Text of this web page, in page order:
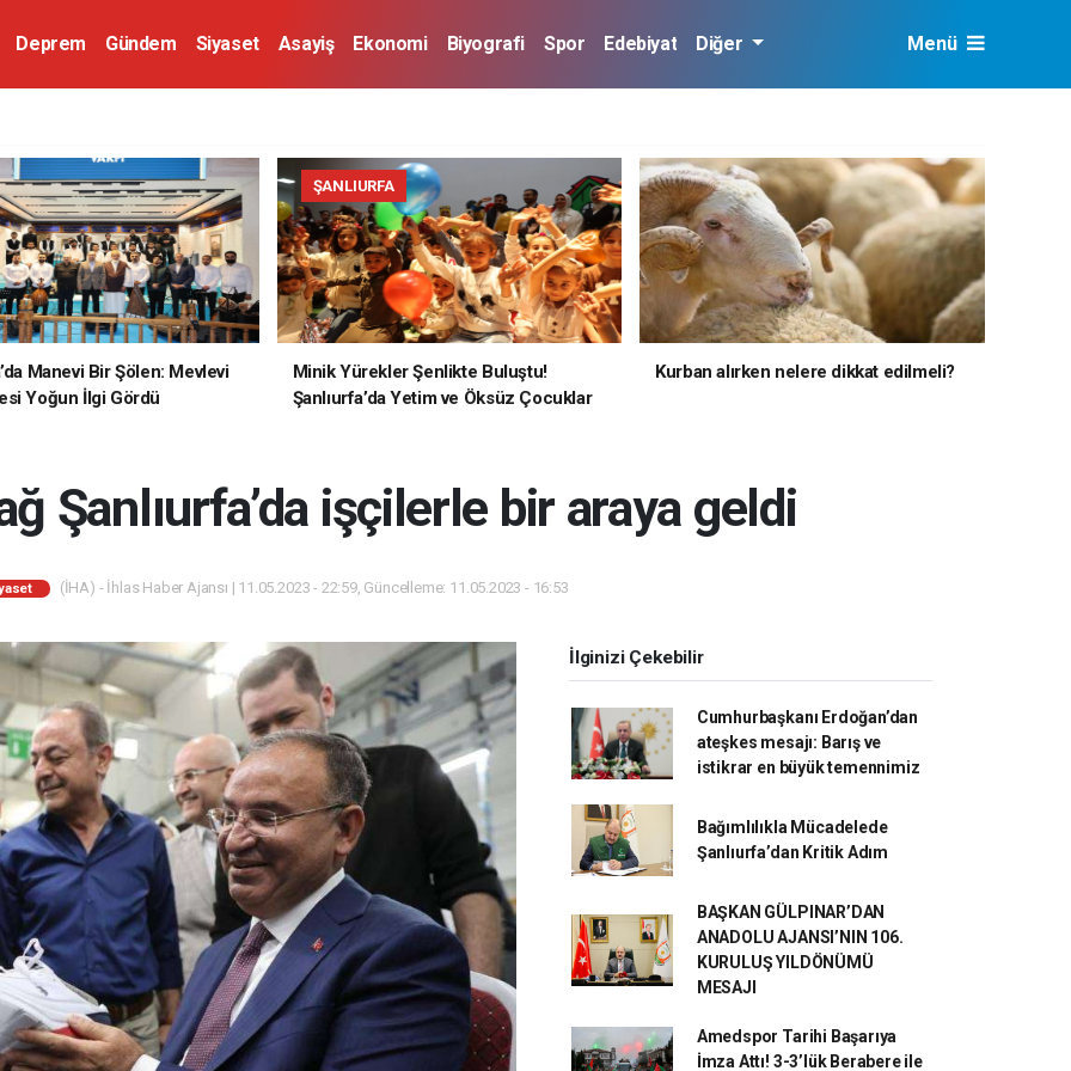
Deprem Gündem Siyaset Asayiş Ekonomi Biyografi Spor Edebiyat Diğer Menü
Manevi Bir Şölen: Mevlevi
Yoğun İlgi Gördü
ŞANLIURFA
Minik Yürekler Şenlikte Buluştu!
Şanlıurfa’da Yetim ve Öksüz Çocuklar
Kurban alırken nelere dikkat edilmeli?
Şanlıurfa’da işçilerle bir araya geldi
(İHA) - İhlas Haber Ajansı | 11.05.2023 - 22:59, Güncelleme: 11.05.2023 - 16:53
İlginizi Çekebilir
Cumhurbaşkanı Erdoğan’dan
ateşkes mesajı: Barış ve
istikrar en büyük temennimiz
Bağımlılıkla Mücadelede
Şanlıurfa’dan Kritik Adım
BAŞKAN GÜLPINAR’DAN
ANADOLU AJANSI’NIN 106.
KURULUŞ YILDÖNÜMÜ
MESAJI
Amedspor Tarihi Başarıya
İmza Attı! 3-3’lük Berabere ile